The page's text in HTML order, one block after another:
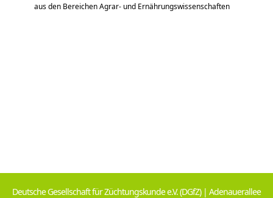
aus den Bereichen Agrar- und Ernährungswissenschaften
Deutsche Gesellschaft für Züchtungskunde e.V. (DGfZ) | Adenauerallee